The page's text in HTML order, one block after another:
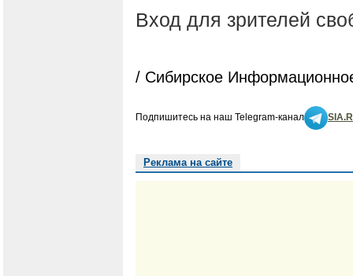
Вход для зрителей
/ Сибирское
Подпишитесь на наш Telegram-канал
Реклама на сайте